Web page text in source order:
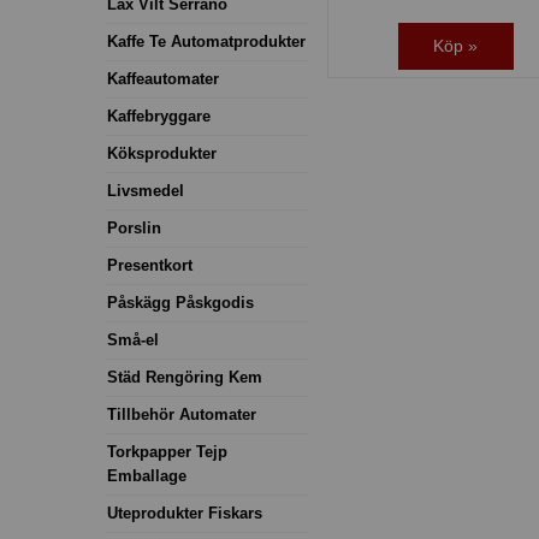
Lax Vilt Serrano
Kaffe Te Automatprodukter
Kaffeautomater
Kaffebryggare
Köksprodukter
Livsmedel
Porslin
Presentkort
Påskägg Påskgodis
Små-el
Städ Rengöring Kem
Tillbehör Automater
Torkpapper Tejp
Emballage
Uteprodukter Fiskars
Köp »